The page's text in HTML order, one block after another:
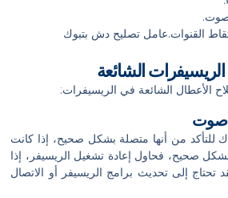
القنوات.عامل تصليح دش بتبوك
الشائعة
الأعطال الشائعة في الريسيفرات:
صوت
للتأكد من أنها متصلة بشكل صحيح، إذا كانت
صحيح، فحاول إعادة تشغيل الريسيفر، إذا
تحتاج إلى تحديث برامج الريسيفر أو الاتصال